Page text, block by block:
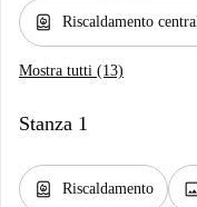
water_heater Riscaldamento
Mostra tutti (13)
Stanza 1
water_heater Riscaldamento